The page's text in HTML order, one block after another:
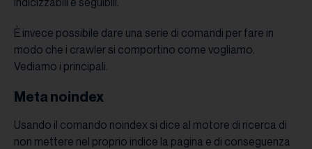
È invece possibile dare una serie di comandi per fare in
modo che i crawler si comportino come vogliamo.
Vediamo i principali.
Meta noindex
Usando il comando noindex si dice al motore di ricerca di
non mettere nel proprio indice la pagina e di conseguenza